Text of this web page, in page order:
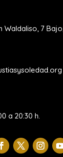
Waldaliso, 7
a 20:30 h.